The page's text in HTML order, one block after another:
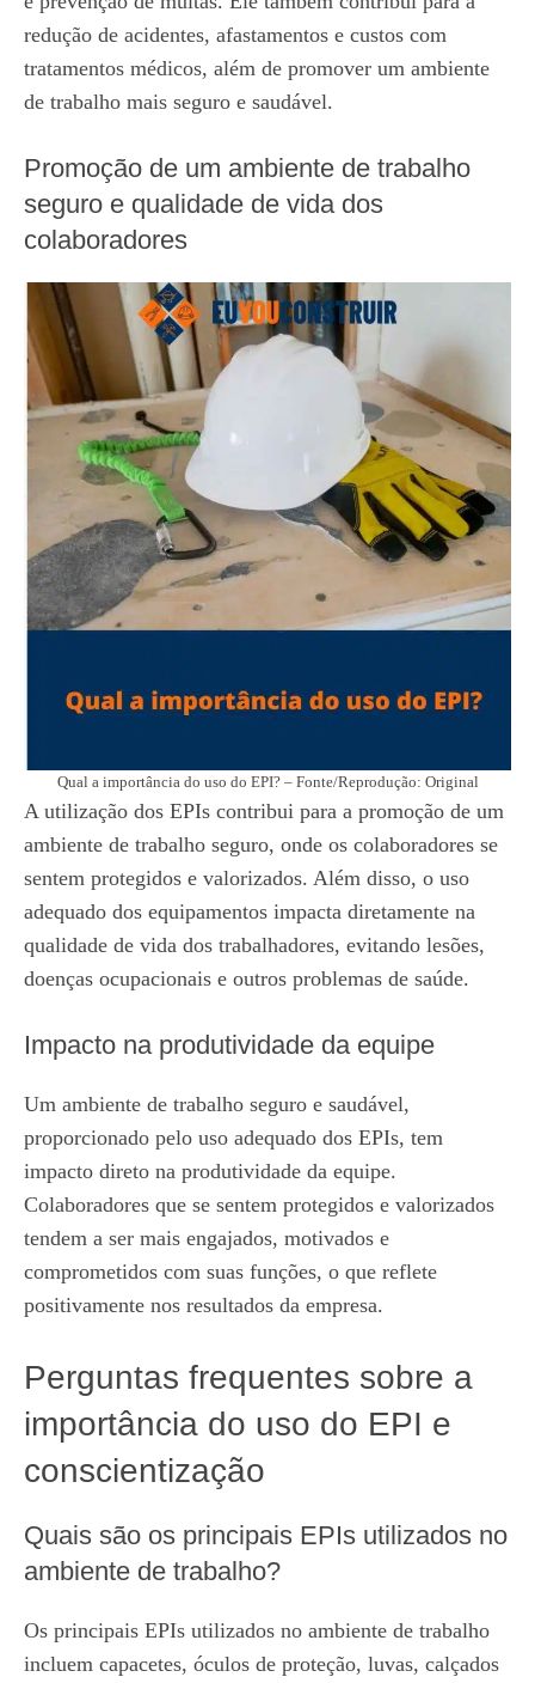
redução de acidentes, afastamentos e custos com
tratamentos médicos, além de promover um ambiente
de trabalho mais seguro e saudável.
Promoção de um ambiente de trabalho
seguro e qualidade de vida dos
colaboradores
Qual a importância do uso do EPI? – Fonte/Reprodução: Original
A utilização dos EPIs contribui para a promoção de um
ambiente de trabalho seguro, onde os colaboradores se
sentem protegidos e valorizados. Além disso, o uso
adequado dos equipamentos impacta diretamente na
qualidade de vida dos trabalhadores, evitando lesões,
doenças ocupacionais e outros problemas de saúde.
Impacto na produtividade da equipe
Um ambiente de trabalho seguro e saudável,
proporcionado pelo uso adequado dos EPIs, tem
impacto direto na produtividade da equipe.
Colaboradores que se sentem protegidos e valorizados
tendem a ser mais engajados, motivados e
comprometidos com suas funções, o que reflete
positivamente nos resultados da empresa.
Perguntas frequentes sobre a
importância do uso do EPI e
conscientização
Quais são os principais EPIs utilizados no
ambiente de trabalho?
Os principais EPIs utilizados no ambiente de trabalho
incluem capacetes, óculos de proteção, luvas, calçados